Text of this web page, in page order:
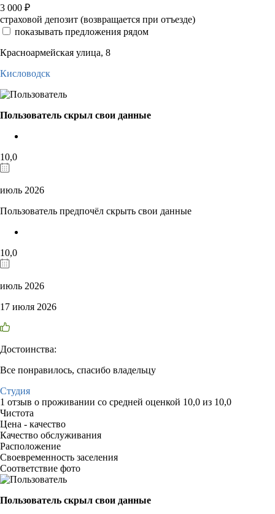
3 000 ₽
страховой депозит (возвращается при отъезде)
показывать предложения рядом
Красноармейская улица, 8
Кисловодск
Пользователь скрыл свои данные
10,0
июль 2026
Пользователь предпочёл скрыть свои данные
10,0
июль 2026
17 июля 2026
Достоинства:
Все понравилось, спасибо владельцу
Студия
1 отзыв о проживании со средней оценкой 10,0 из 10,0
Чистота
Цена - качество
Качество обслуживания
Расположение
Своевременность заселения
Соответствие фото
Пользователь скрыл свои данные